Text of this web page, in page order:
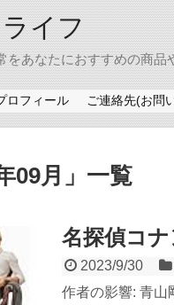
イフ
をあなたにおすすめの商
ロフィール ご連絡先(お問
09月 」 一覧
名探偵コ
2023/9/30
作者の影響: 青山